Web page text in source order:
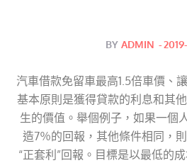
BY ADMIN
汽車借款免留車最高1.5倍車價、
基本原則是獲得貸款的利息和其
生的價值。舉個例子，如果一個
造7％的回報，其他條件相同，
“正套利”回報。目標是以最低的